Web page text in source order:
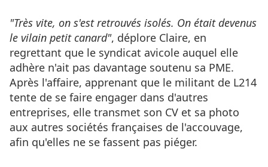
"Très vite, on s'est retrouvés isolés. On était devenus
le vilain petit canard", déplore Claire, en
regrettant que le syndicat avicole auquel elle
adhère n'ait pas davantage soutenu sa PME.
Après l'affaire, apprenant que le militant de L214
tente de se faire engager dans d'autres
entreprises, elle transmet son CV et sa photo
aux autres sociétés françaises de l'accouvage,
afin qu'elles ne se fassent pas piéger.